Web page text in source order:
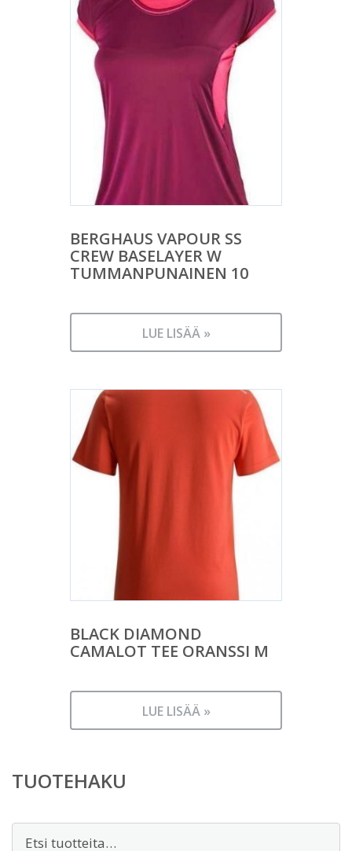
BERGHAUS VAPOUR SS
CREW BASELAYER W
TUMMANPUNAINEN 10
LUE LISÄÄ »
BLACK DIAMOND
CAMALOT TEE ORANSSI M
LUE LISÄÄ »
TUOTEHAKU